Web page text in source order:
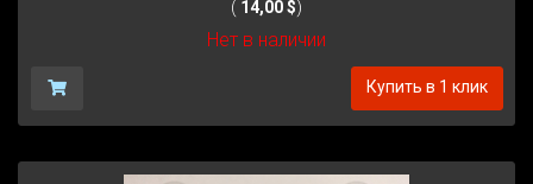
( 14,00 $)
Нет в наличии
Купить в 1 клик